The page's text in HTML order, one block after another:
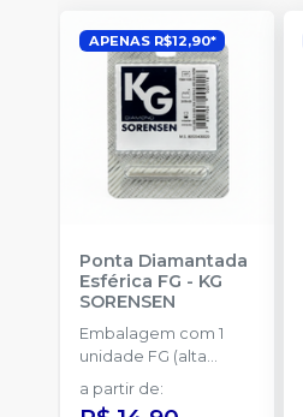
APENAS R$12,90*
Ponta Diamantada
Esférica FG - KG
SORENSEN
Embalagem com 1
unidade FG (alta
rotação).
a partir de: